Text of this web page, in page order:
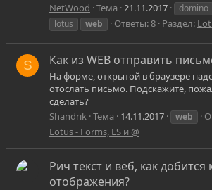
NetWood Тема 21.11.2017 domino
lotus
web Ответы: 8 Раздел:
S Как из WEB отправить
На форме, открытой в браузере
отослать письмо. Подскажите,
сделать?
Shandrik Тема 14.11.2017 web
Lotus - Forms, LS и @
Рич текст и веб, как добится
отображения?